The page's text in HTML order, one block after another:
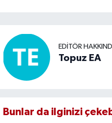
EDITÖR
Topuz EA
Bunlar da ilginizi